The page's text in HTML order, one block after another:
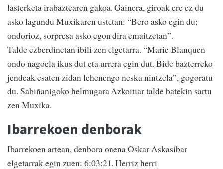
lasterketa irabaztearen gakoa. Gainera, giroak ere ez du
asko lagundu Muxikaren ustetan: “Bero asko egin du;
ondorioz, sorpresa asko egon dira emaitzetan”.
Talde ezberdinetan ibili zen elgetarra. “Marie Blanquen
ondo nagoela ikus dut eta urrera egin dut. Bide bazterreko
jendeak esaten zidan lehenengo neska nintzela”, gogoratu
du. Sabiñanigoko helmugara Azkoitiar talde batekin sartu
zen Muxika.
Ibarrekoen denborak
Ibarrekoen artean, denbora onena Oskar Askasibar
elgetarrak egin zuen: 6:03:21. Herriz herri